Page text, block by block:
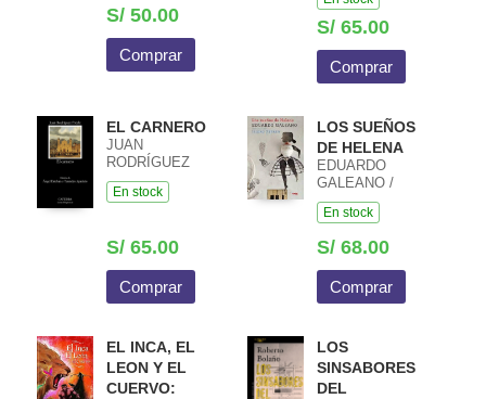
S/ 50.00
Comprar
S/ 65.00
Comprar
EL CARNERO
JUAN
RODRÍGUEZ
FREYLE
En stock
S/ 65.00
Comprar
LOS SUEÑOS
DE HELENA
EDUARDO
GALEANO /
ISIDRO FERRER
En stock
S/ 68.00
Comprar
EL INCA, EL
LEON Y EL
CUERVO:
LOS
SINSABORES
DEL